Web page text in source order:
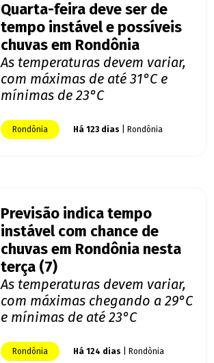
Quarta-feira deve ser de
tempo instável e possíveis
chuvas em Rondônia
As temperaturas devem variar,
com máximas de até 31°C e
mínimas de 23°C
Rondônia Há 123 dias | Rondônia
Previsão indica tempo
instável com chance de
chuvas em Rondônia nesta
terça (7)
As temperaturas devem variar,
com máximas chegando a 29°C
e mínimas de até 23°C
Rondônia Há 124 dias | Rondônia